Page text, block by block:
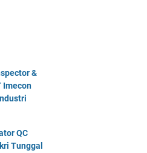
&
Imecon
QC
Tunggal